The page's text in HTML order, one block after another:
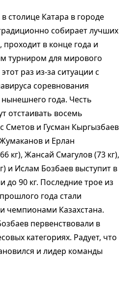
столице Катара в городе
собирает лучших
в конце года и
турниром для мирового
раз из-за ситуации с
соревнования
года. Честь
отстаивать восемь
Сметов и Гусман Кыргызбаев
и Ерлан
кг), Жансай Смагулов (73 кг),
и Ислам Бозбаев выступит в
до 90 кг. Последние трое из
года стали
чемпионами Казахстана.
первенствовали в
категориях. Радует, что
и лидер команды